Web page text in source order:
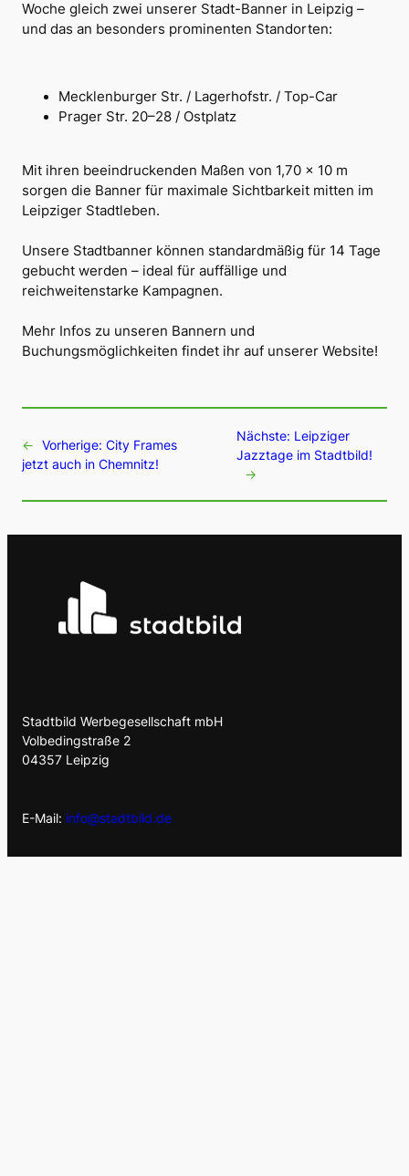
Woche gleich zwei unserer Stadt-Banner in Leipzig –
und das an besonders prominenten Standorten:
Mecklenburger Str. / Lagerhofstr. / Top-Car
Prager Str. 20–28 / Ostplatz
Mit ihren beeindruckenden Maßen von 1,70 x 10 m
sorgen die Banner für maximale Sichtbarkeit mitten im
Leipziger Stadtleben.
Unsere Stadtbanner können standardmäßig für 14 Tage
gebucht werden – ideal für auffällige und
reichweitenstarke Kampagnen.
Mehr Infos zu unseren Bannern und
Buchungsmöglichkeiten findet ihr auf unserer Website!
← Vorherige: City Frames
jetzt auch in Chemnitz!
Nächste: Leipziger
Jazztage im Stadtbild!
→
Stadtbild Werbegesellschaft mbH
Volbedingstraße 2
04357 Leipzig
E-Mail: info@stadtbild.de